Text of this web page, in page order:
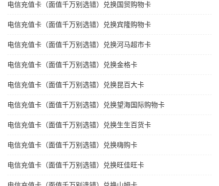
电信充值卡（面值千万别选错）兑换国贸购物卡
电信充值卡（面值千万别选错）兑换宾隆购物卡
电信充值卡（面值千万别选错）兑换河马超市卡
电信充值卡（面值千万别选错）兑换金格卡
电信充值卡（面值千万别选错）兑换昆百大卡
电信充值卡（面值千万别选错）兑换望海国际购物卡
电信充值卡（面值千万别选错）兑换生生百货卡
电信充值卡（面值千万别选错）兑换嗨购卡
电信充值卡（面值千万别选错）兑换旺佳旺卡